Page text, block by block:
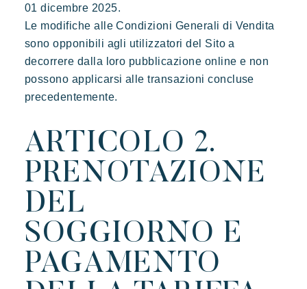
Prairies de la mer
Esotico Radioso Indimenticabile
Tropez, una posizione eccezionale.
01 dicembre 2025.
Le modifiche alle Condizioni Generali di Vendita
sono opponibili agli utilizzatori del Sito a
decorrere dalla loro pubblicazione online e non
possono applicarsi alle transazioni concluse
precedentemente.
ARTICOLO 2.
PRENOTAZIONE
DEL
SOGGIORNO E
PAGAMENTO